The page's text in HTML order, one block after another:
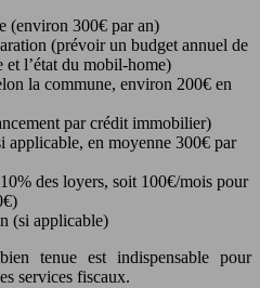
(environ 300€ par an)
(prévoir un budget annuel de
et l’état du mobil-home)
la commune, environ 200€ en
par crédit immobilier)
applicable, en moyenne 300€ par
des loyers, soit 100€/mois pour
(si applicable)
tenue est indispensable pour
services fiscaux.